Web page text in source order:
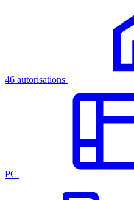
46 autorisations
PC